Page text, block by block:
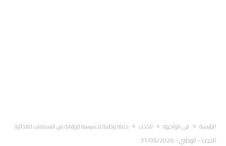
‫الرئيسية‬ في الواجهة الحدث حملة وطنية تحسيسية للوقاية من التسممات الغذائية
الحدث- الوطني-
31/05/2026